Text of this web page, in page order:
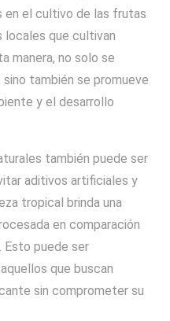
en el cultivo de las frutas
locales que cultivan
manera, no solo se
también se promueve
y el desarrollo
también puede ser
aditivos artificiales y
tropical brinda una
en comparación
Esto puede ser
que buscan
sin comprometer su